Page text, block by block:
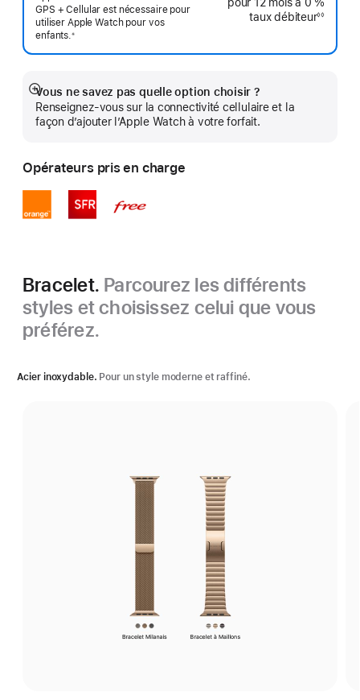
GPS + Cellular est nécessaire pour
utiliser Apple Watch pour vos
enfants.※
taux débiteur
page
◊◊
Vous ne savez pas quelle option choisir ?
Renseignez-vous sur la connectivité cellulaire et la
façon d’ajouter l’Apple Watch à votre forfait.
Afficher
plus
Opérateurs pris en charge
Bracelet. Parcourez les différents
styles et choisissez celui que vous
préférez.
Acier inoxydable. Pour un style moderne et raffiné.